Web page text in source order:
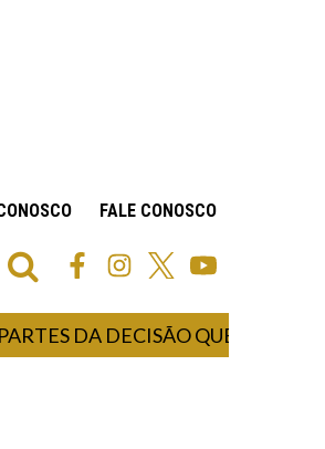
FALE CONOSCO
DA DECISÃO QUE ANULOU O